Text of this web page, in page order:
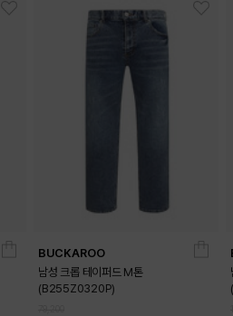
BUCKAROO
남성 크롭 테이퍼드 M톤
(B255Z0320P)